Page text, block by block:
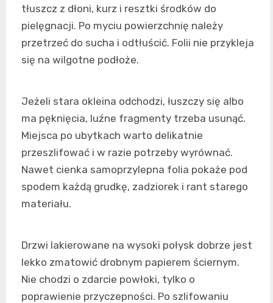
tłuszcz z dłoni, kurz i resztki środków do
pielęgnacji. Po myciu powierzchnię należy
przetrzeć do sucha i odtłuścić. Folii nie przykleja
się na wilgotne podłoże.
Jeżeli stara okleina odchodzi, łuszczy się albo
ma pęknięcia, luźne fragmenty trzeba usunąć.
Miejsca po ubytkach warto delikatnie
przeszlifować i w razie potrzeby wyrównać.
Nawet cienka samoprzylepna folia pokaże pod
spodem każdą grudkę, zadziorek i rant starego
materiału.
Drzwi lakierowane na wysoki połysk dobrze jest
lekko zmatowić drobnym papierem ściernym.
Nie chodzi o zdarcie powłoki, tylko o
poprawienie przyczepności. Po szlifowaniu